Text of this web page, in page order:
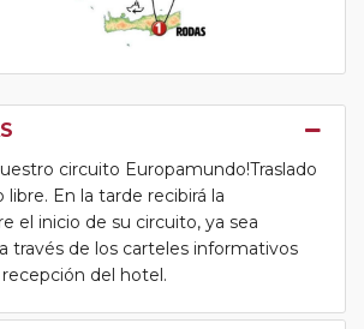
circuito Europamundo!Traslado
En la tarde recibirá la
el inicio de su circuito, ya sea
través de los carteles informativos
recepción del hotel.